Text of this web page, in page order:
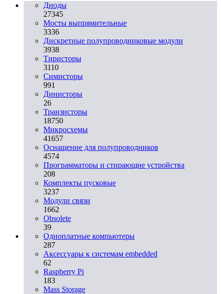
Диоды
27345
Мосты выпрямительные
3336
Дискретные полупроводниковые модули
3938
Тиристоры
3110
Симисторы
991
Динисторы
26
Транзисторы
18750
Микросхемы
41657
Оснащение для полупроводников
4574
Программаторы и стирающие устройства
208
Комплекты пусковые
3237
Модули связи
1662
Obsolete
39
Одноплатные компьютеры
287
Аксессуары к системам embedded
62
Raspberry Pi
183
Mass Storage